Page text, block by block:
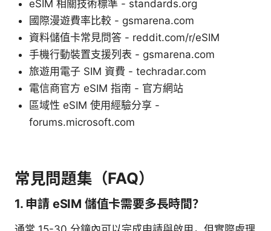
eSIM 相關技術標準 - standards.org
國際漫遊費率比較 - gsmarena.com
資料儲值卡常見問答 - reddit.com/r/eSIM
手機行動裝置支援列表 - gsmarena.com
旅遊用電子 SIM 資費 - techradar.com
電信商官方 eSIM 指南 - 官方網站
區域性 eSIM 使用經驗分享 -
forums.microsoft.com
常見問題集（FAQ）
1. 申請 eSIM 儲值卡需要多長時間？